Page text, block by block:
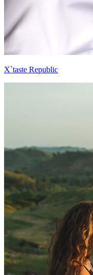
X`taste Republic